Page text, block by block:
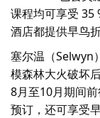
课程均可享受 35
酒店都提供早鸟
塞尔温（Selwyn
模森林大火破坏
8月至10月期间
预订，还可享受